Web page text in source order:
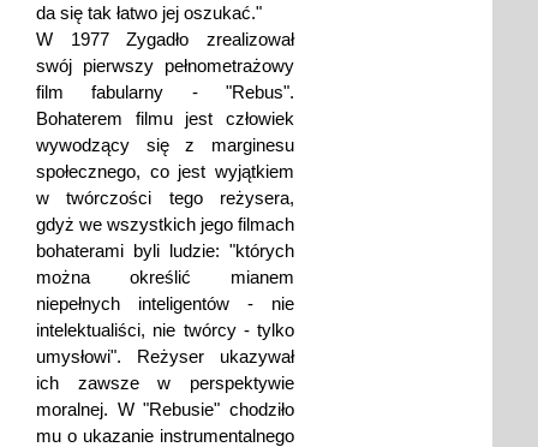
da się tak łatwo jej oszukać."
W 1977 Zygadło zrealizował
swój pierwszy pełnometrażowy
film fabularny - "Rebus".
Bohaterem filmu jest człowiek
wywodzący się z marginesu
społecznego, co jest wyjątkiem
w twórczości tego reżysera,
gdyż we wszystkich jego filmach
bohaterami byli ludzie: "których
można określić mianem
niepełnych inteligentów - nie
intelektualiści, nie twórcy - tylko
umysłowi". Reżyser ukazywał
ich zawsze w perspektywie
moralnej. W "Rebusie" chodziło
mu o ukazanie instrumentalnego